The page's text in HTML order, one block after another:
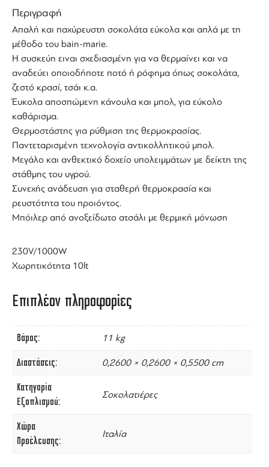
Περιγραφή
Απαλή και παχύρευστη σοκολάτα εύκολα και απλά με τη
μέθοδο του bain-marie.
Η συσκεύη ειναι σχεδιασμένη για να θερμαίνει και να
αναδεύει οποιοδήποτε ποτό ή ρόφημα όπως σοκολάτα,
ζεστό κρασί, τσάι κ.α.
Έυκολα αποσπώμενη κάνουλα και μπολ, για εύκολο
καθάρισμα.
Θερμοστάστης για ρύθμιση της θερμοκρασίας.
Παντεταρισμένη τεχνολογία αντικολλητικού μπολ.
Μεγάλο και ανθεκτικό δοχείο υπολειμμάτων με δείκτη της
στάθμης του υγρού.
Συνεχής ανάδευση για σταθερή θερμοκρασία και
ρευστότητα του προιόντος.
Μπόιλερ από ανοξείδωτο ατσάλι με θερμική μόνωση
230V/1000W
Χωρητικότητα 10lt
Επιπλέον πληροφορίες
Βάρος 11 kg
Διαστάσεις 0,2600 × 0,2600 × 0,5500 cm
Κατηγορία
Εξοπλισμού
Σοκολατιέρες
Χώρα
Προέλευσης
Ιταλία